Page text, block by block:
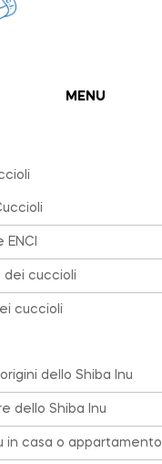
MENU
ENCI
dei cuccioli
cuccioli
dello Shiba Inu
dello Shiba Inu
in casa o appartamento